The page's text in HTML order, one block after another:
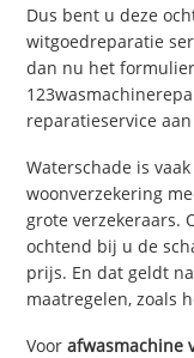
Dus bent u deze
witgoedreparatie
dan nu het
reparatieservice
Waterschade is
woonverzekering
grote verzekeraars.
ochtend bij u de
prijs. En dat geldt
maatregelen, zoals
Voorafwasmachine